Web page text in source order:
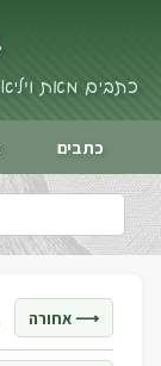
כתבים מאת
כתבים
⟶ אחורה